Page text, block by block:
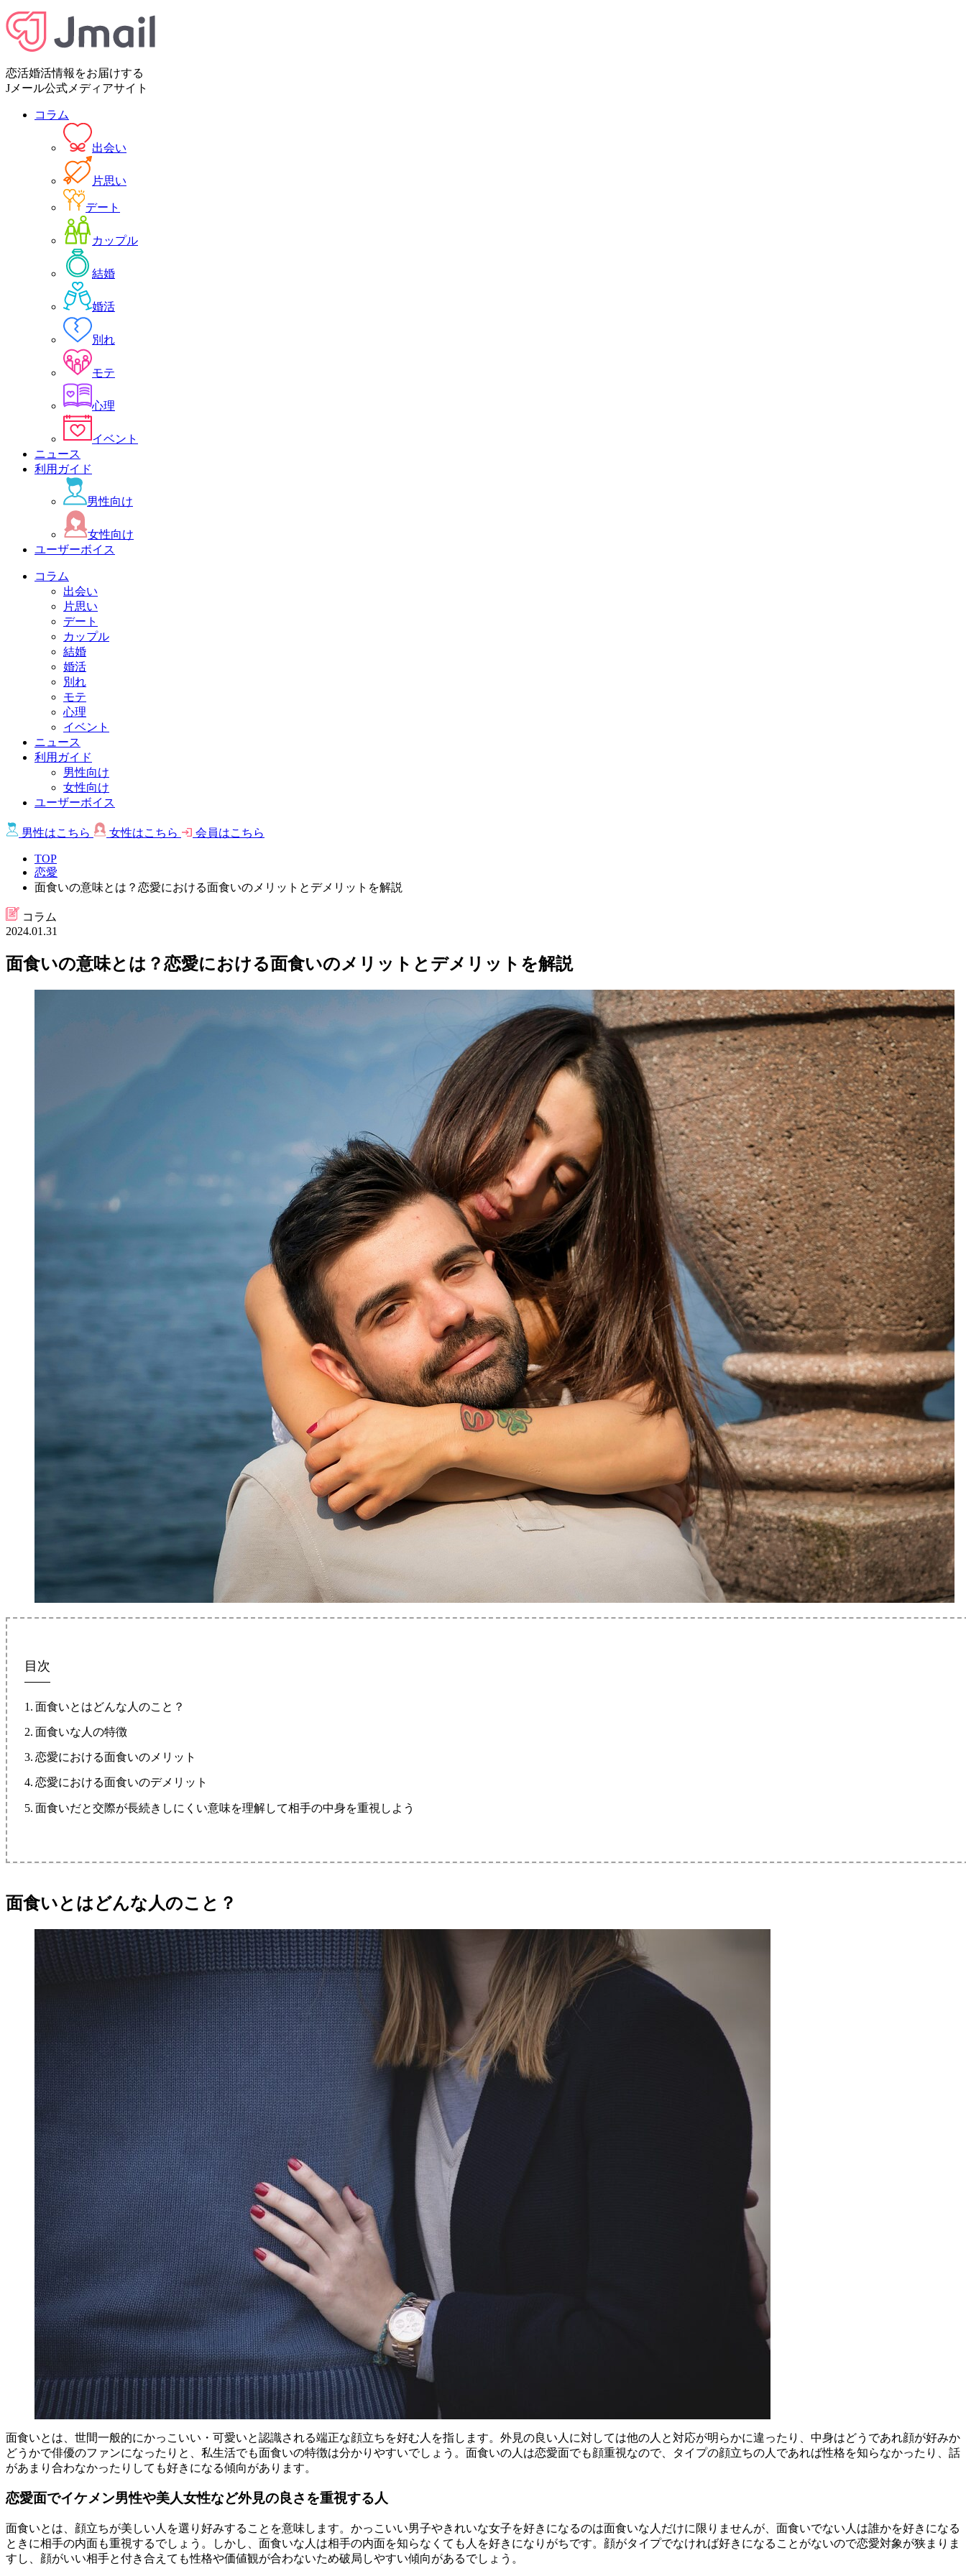
恋活婚活情報をお届けする
Jメール公式メディアサイト
コラム
出会い
片思い
デート
カップル
結婚
婚活
別れ
モテ
心理
イベント
ニュース
利用ガイド
男性向け
女性向け
ユーザーボイス
コラム
出会い
片思い
デート
カップル
結婚
婚活
別れ
モテ
心理
イベント
ニュース
利用ガイド
男性向け
女性向け
ユーザーボイス
男性はこちら 女性はこちら 会員はこちら
TOP
恋愛
面食いの意味とは？恋愛における面食いのメリットとデメリットを解説
コラム
2024.01.31
面食いの意味とは？恋愛における面食いのメリットとデメリットを解説
目次
面食いとはどんな人のこと？
面食いな人の特徴
恋愛における面食いのメリット
恋愛における面食いのデメリット
面食いだと交際が長続きしにくい意味を理解して相手の中身を重視しよう
面食いとはどんな人のこと？
面食いとは、世間一般的にかっこいい・可愛いと認識される端正な顔立ちを好む人を指します。外見の良い人に対しては他の人と対応が明らかに違ったり、中身はどうであれ顔が好みか
どうかで俳優のファンになったりと、私生活でも面食いの特徴は分かりやすいでしょう。面食いの人は恋愛面でも顔重視なので、タイプの顔立ちの人であれば性格を知らなかったり、話
があまり合わなかったりしても好きになる傾向があります。
恋愛面でイケメン男性や美人女性など外見の良さを重視する人
面食いとは、顔立ちが美しい人を選り好みすることを意味します。かっこいい男子やきれいな女子を好きになるのは面食いな人だけに限りませんが、面食いでない人は誰かを好きになる
ときに相手の内面も重視するでしょう。しかし、面食いな人は相手の内面を知らなくても人を好きになりがちです。顔がタイプでなければ好きになることがないので恋愛対象が狭まりま
すし、顔がいい相手と付き合えても性格や価値観が合わないため破局しやすい傾向があるでしょう。